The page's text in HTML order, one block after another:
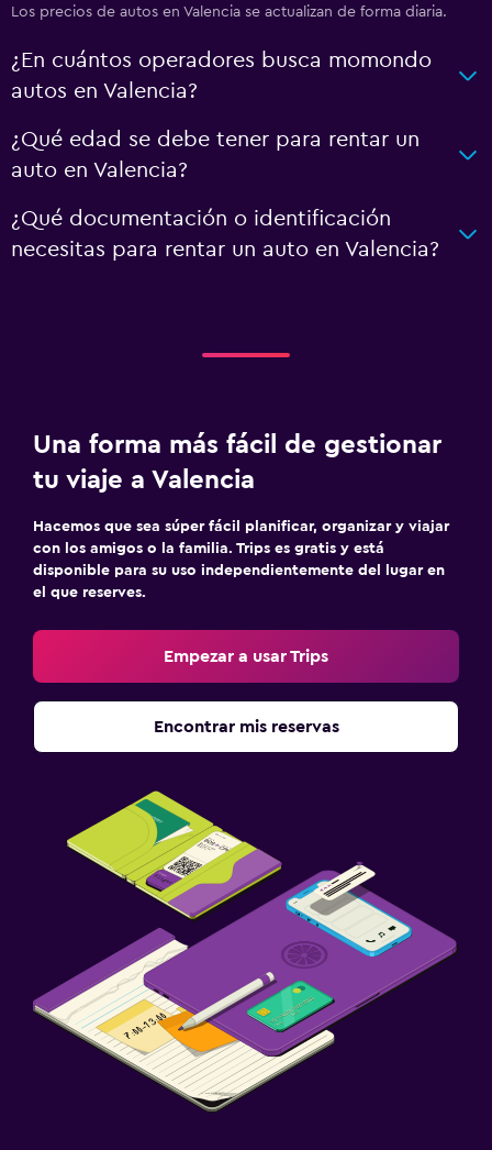
Los precios de autos en Valencia se actualizan de forma diaria.
¿En cuántos operadores busca momondo
autos en Valencia?
¿Qué edad se debe tener para rentar un
auto en Valencia?
¿Qué documentación o identificación
necesitas para rentar un auto en Valencia?
Una forma más fácil de gestionar
tu viaje a Valencia
Hacemos que sea súper fácil planificar, organizar y viajar
con los amigos o la familia. Trips es gratis y está
disponible para su uso independientemente del lugar en
el que reserves.
Empezar a usar Trips
Encontrar mis reservas